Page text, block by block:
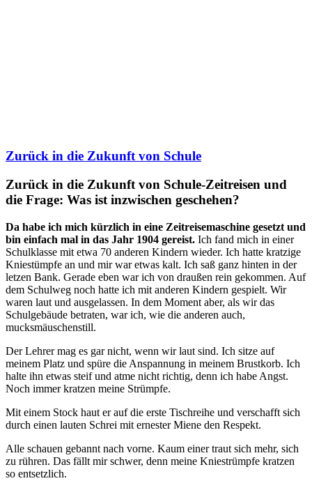
Zurück in die Zukunft von Schule
Zurück in die Zukunft von Schule-Zeitreisen und
die Frage: Was ist inzwischen geschehen?
Da habe ich mich kürzlich in eine Zeitreisemaschine gesetzt und
bin einfach mal in das Jahr 1904 gereist. Ich fand mich in einer
Schulklasse mit etwa 70 anderen Kindern wieder. Ich hatte kratzige
Kniestümpfe an und mir war etwas kalt. Ich saß ganz hinten in der
letzen Bank. Gerade eben war ich von draußen rein gekommen. Auf
dem Schulweg noch hatte ich mit anderen Kindern gespielt. Wir
waren laut und ausgelassen. In dem Moment aber, als wir das
Schulgebäude betraten, war ich, wie die anderen auch,
mucksmäuschenstill.
Der Lehrer mag es gar nicht, wenn wir laut sind. Ich sitze auf
meinem Platz und spüre die Anspannung in meinem Brustkorb. Ich
halte ihn etwas steif und atme nicht richtig, denn ich habe Angst.
Noch immer kratzen meine Strümpfe.
Mit einem Stock haut er auf die erste Tischreihe und verschafft sich
durch einen lauten Schrei mit ernester Miene den Respekt.
Alle schauen gebannt nach vorne. Kaum einer traut sich mehr, sich
zu rühren. Das fällt mir schwer, denn meine Kniestrümpfe kratzen
so entsetzlich.